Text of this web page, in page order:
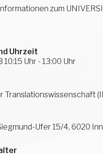
zum
Uhrzeit
10:15 Uhr - 13:00 Uhr
Translationswissenschaft
Ufer 15/4, 6020